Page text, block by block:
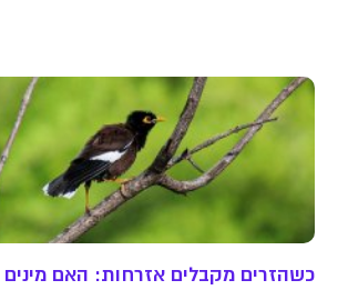
כשהזרים מקבלים אזרחות: האם מינים